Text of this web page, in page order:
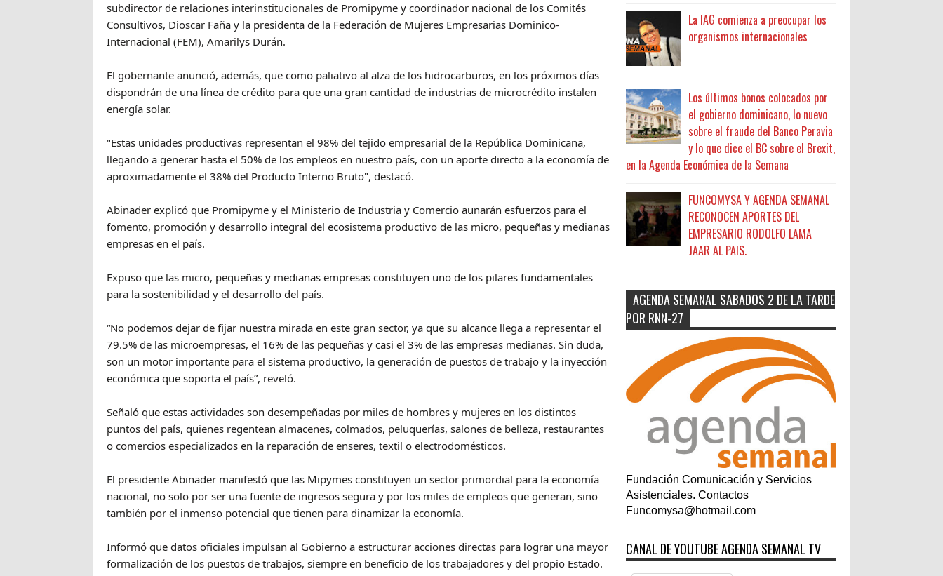
subdirector de relaciones interinstitucionales de Promipyme y coordinador nacional de los Comités
Consultivos, Dioscar Faña y la presidenta de la Federación de Mujeres Empresarias Dominico-
Internacional (FEM), Amarilys Durán.
El gobernante anunció, además, que como paliativo al alza de los hidrocarburos, en los próximos días
dispondrán de una línea de crédito para que una gran cantidad de industrias de microcrédito instalen
energía solar.
"Estas unidades productivas representan el 98% del tejido empresarial de la República Dominicana,
llegando a generar hasta el 50% de los empleos en nuestro país, con un aporte directo a la economía de
aproximadamente el 38% del Producto Interno Bruto", destacó.
Abinader explicó que Promipyme y el Ministerio de Industria y Comercio aunarán esfuerzos para el
fomento, promoción y desarrollo integral del ecosistema productivo de las micro, pequeñas y medianas
empresas en el país.
Expuso que las micro, pequeñas y medianas empresas constituyen uno de los pilares fundamentales
para la sostenibilidad y el desarrollo del país.
“No podemos dejar de fijar nuestra mirada en este gran sector, ya que su alcance llega a representar el
79.5% de las microempresas, el 16% de las pequeñas y casi el 3% de las empresas medianas. Sin duda,
son un motor importante para el sistema productivo, la generación de puestos de trabajo y la inyección
económica que soporta el país”, reveló.
Señaló que estas actividades son desempeñadas por miles de hombres y mujeres en los distintos
puntos del país, quienes regentean almacenes, colmados, peluquerías, salones de belleza, restaurantes
o comercios especializados en la reparación de enseres, textil o electrodomésticos.
El presidente Abinader manifestó que las Mipymes constituyen un sector primordial para la economía
nacional, no solo por ser una fuente de ingresos segura y por los miles de empleos que generan, sino
también por el inmenso potencial que tienen para dinamizar la economía.
Informó que datos oficiales impulsan al Gobierno a estructurar acciones directas para lograr una mayor
formalización de los puestos de trabajos, siempre en beneficio de los trabajadores y del propio Estado.
La IAG comienza a preocupar los
organismos internacionales
Los últimos bonos colocados por
el gobierno dominicano, lo nuevo
sobre el fraude del Banco Peravia
y lo que dice el BC sobre el Brexit,
en la Agenda Económica de la Semana
FUNCOMYSA Y AGENDA SEMANAL
RECONOCEN APORTES DEL
EMPRESARIO RODOLFO LAMA
JAAR AL PAIS.
AGENDA SEMANAL SABADOS 2 DE LA TARDE
POR RNN-27
Fundación Comunicación y Servicios
Asistenciales. Contactos
Funcomysa@hotmail.com
CANAL DE YOUTUBE AGENDA SEMANAL TV